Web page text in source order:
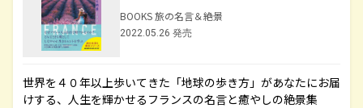
BOOKS 旅の名言＆絶景
2022.05.26 発売
世界を４０年以上歩いてきた「地球の歩き方」があなたにお届
けする、人生を輝かせるフランスの名言と癒やしの絶景集